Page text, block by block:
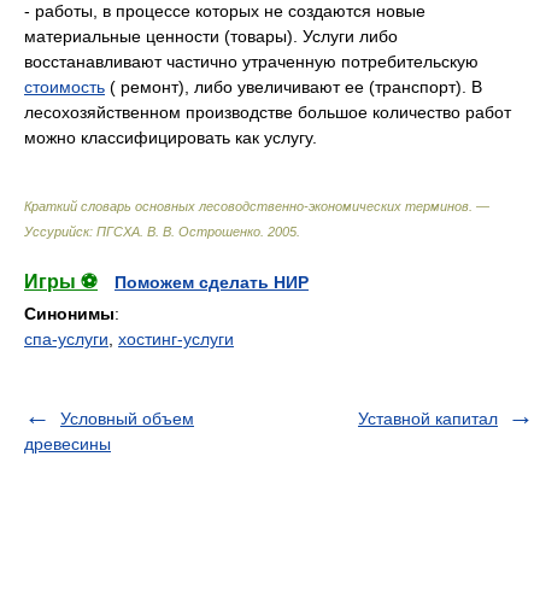
- работы, в процессе которых не создаются новые
материальные ценности (товары). Услуги либо
восстанавливают частично утраченную потребительскую
стоимость ( ремонт), либо увеличивают ее (транспорт). В
лесохозяйственном производстве большое количество работ
можно классифицировать как услугу.
Краткий словарь основных лесоводственно-экономических терминов. —
Уссурийск: ПГСХА В. В. Острошенко 2005
Игры ⚽
Поможем сделать НИР
Синонимы:
спа-услуги хостинг-услуги
Условный объем
древесины
Уставной капитал